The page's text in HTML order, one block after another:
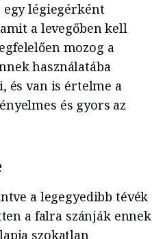
egy légiegérként
a levegőben kell
mozog a
használatába
és van is értelme a
és gyors az
a legegyedibb tévék
a falra szánják ennek
szokatlan